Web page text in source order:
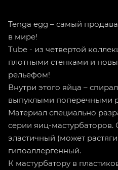
Tenga egg – самый
в мире!
Tube - из четвертой
плотными стенками и
рельефом!
Внутри этого яйца –
выпуклыми поперечными
Материал специально
серии яиц-мастурбаторов.
эластичный (может
гипоаллергенный.
К мастурбатору в